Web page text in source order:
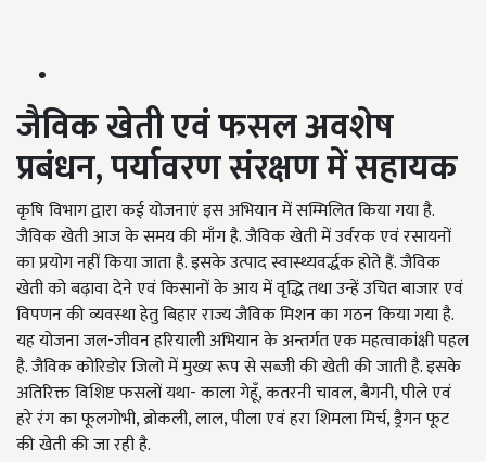
जैविक खेती एवं फसल अवशेष
प्रबंधन,पर्यावरण संरक्षण में सहायक
कृषि विभाग द्वारा कई योजनाएं इस अभियान में सम्मिलित किया गया है.
जैविक खेती आज के समय की माँग है. जैविक खेती में उर्वरक एवं रसायनों
का प्रयोग नहीं किया जाता है. इसके उत्पाद स्वास्थ्यवर्द्धक होते हैं. जैविक
खेती को बढ़ावा देने एवं किसानों के आय में वृद्धि तथा उन्हें उचित बाजार एवं
विपणन की व्यवस्था हेतु बिहार राज्य जैविक मिशन का गठन किया गया है.
यह योजना जल-जीवन हरियाली अभियान के अन्तर्गत एक महत्वाकांक्षी पहल
है. जैविक कोरिडोर जिलो में मुख्य रूप से सब्जी की खेती की जाती है. इसके
अतिरिक्त विशिष्ट फसलों यथा- काला गेहूँ, कतरनी चावल, बैगनी, पीले एवं
हरे रंग का फूलगोभी, ब्रोकली, लाल, पीला एवं हरा शिमला मिर्च, ड्रैगन फूट
की खेती की जा रही है.